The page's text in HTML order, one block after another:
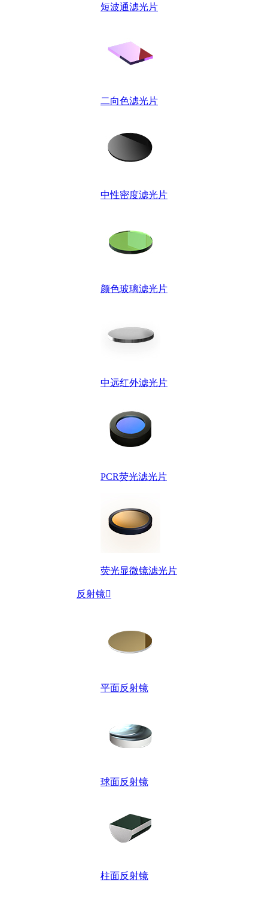
短波通滤光片
二向色滤光片
中性密度滤光片
颜色玻璃滤光片
中远红外滤光片
PCR荧光滤光片
荧光显微镜滤光片
反射镜
平面反射镜
球面反射镜
柱面反射镜